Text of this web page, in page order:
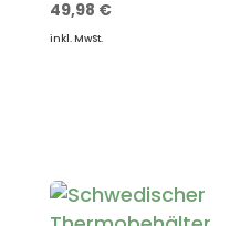
49,98 €
inkl. MwSt.